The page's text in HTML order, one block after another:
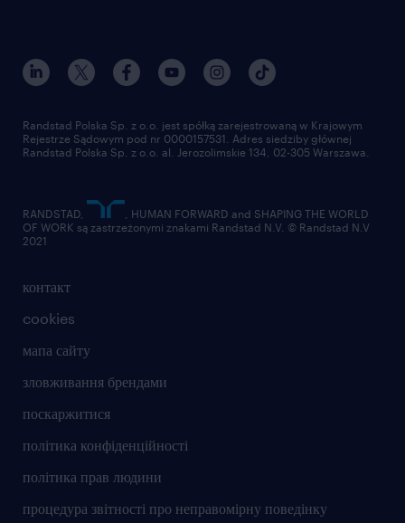
fit-out)
sprzedaży, kosztorysanta, inżynier
budowy lub inżyniera kontraktu
biegłej znajomości programów do
kosztorysowania (np. Norma PRO) oraz
bardzo dobrej umiejętności czytania
dokumentacji projektowej w zakresie
architektury, konstrukcji oraz instalacji
praktycznej znajomości technologii
контакт
cookies
мапа сайту
зловживання брендами
поскаржитися
політика конфіденційності
політика прав людини
процедура звітності про неправомірну поведінку
Randstad Polska Sp. z o.o. jest spółką zarejestrowaną w Krajowym
Rejestrze Sądowym pod nr 0000157531. Adres siedziby głównej
Randstad Polska Sp. z o.o. al. Jerozolimskie 134, 02-305 Warszawa.
RANDSTAD,
, HUMAN FORWARD and SHAPING THE WORLD
OF WORK są zastrzeżonymi znakami Randstad N.V. © Randstad N.V
2021